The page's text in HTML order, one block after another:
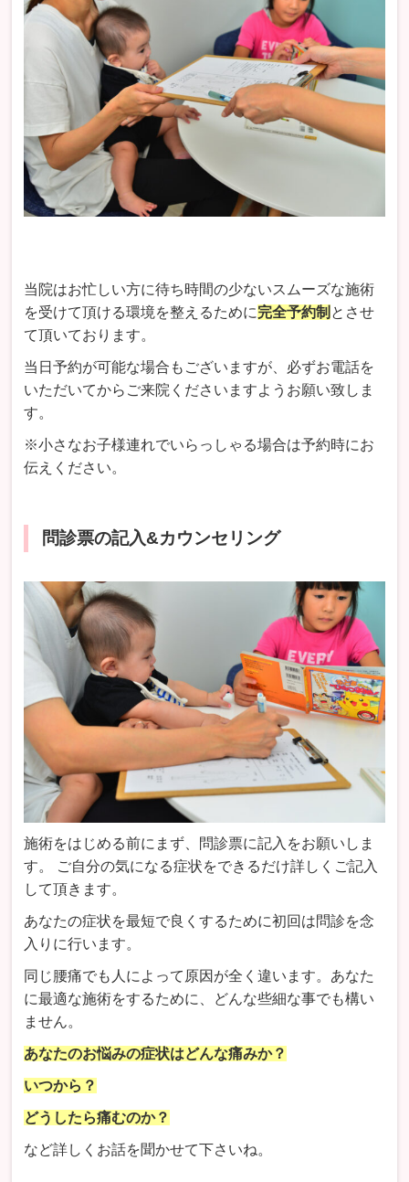
当院はお忙しい方に待ち時間の少ないスムーズな施術
を受けて頂ける環境を整えるために完全予約制 とさせ
て頂いております。
当日予約が可能な場合もございますが、必ずお電話を
いただいてからご来院くださいますようお願い致しま
す。
※小さなお子様連れでいらっしゃる場合は予約時にお
伝えください。
問診票の記入&カウンセリング
施術をはじめる前にまず、問診票に記入をお願いしま
す。 ご自分の気になる症状をできるだけ詳しくご記入
して頂きます。
あなたの症状を最短で良くするために初回は問診を念
入りに行います。
同じ腰痛でも人によって原因が全く違います。あなた
に最適な施術をするために、どんな些細な事でも構い
ません。
あなたのお悩みの症状はどんな痛みか？
いつから？
どうしたら痛むのか？
など詳しくお話を聞かせて下さいね。